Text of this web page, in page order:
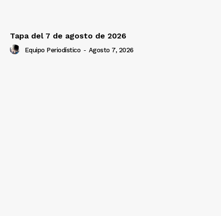
Tapa del 7 de agosto de 2026
Equipo Periodístico - Agosto 7, 2026